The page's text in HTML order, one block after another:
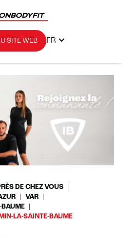
SITE WEB FR
DE CHEZ VOUS
VAR
LA-SAINTE-BAUME